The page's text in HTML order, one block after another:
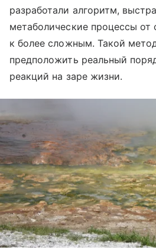
разработали алгоритм,
метаболические процессы
к более сложным. Такой
предположить реальный
реакций на заре жизни.